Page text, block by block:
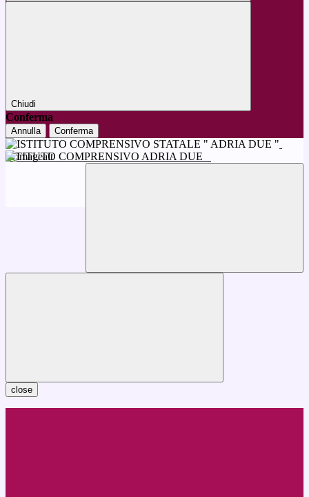
Chiudi
Conferma
Annulla Conferma
ISTITUTO COMPRENSIVO ADRIA DUE
close